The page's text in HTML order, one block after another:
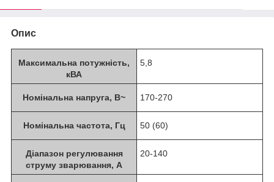
Опис
Максимальна потужність,
кВА
5,8
Номінальна напруга, В~ 170-270
Номінальна частота, Гц 50 (60)
Діапазон регулювання
струму зварювання, А
20-140